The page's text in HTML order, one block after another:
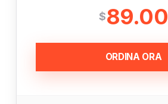
$89.00
ORDINA ORA